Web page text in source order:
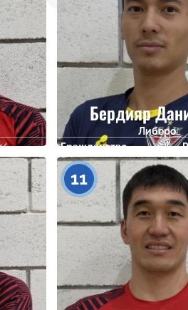
Бердияр
Либеро
Гражданство
11